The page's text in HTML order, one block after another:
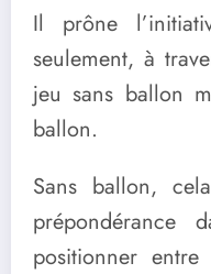
Il prône
seulement, à
jeu sans ballon
ballon.
Sans ballon,
prépondérance
positionner